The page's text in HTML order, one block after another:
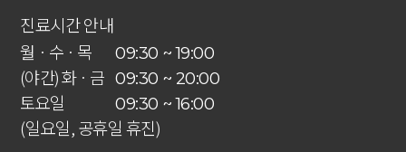
진료시간 안내
월 · 수 · 목
09:30 ~ 19:00
(야간) 화 · 금 09:30 ~ 20:00
토요일 09:30 ~ 16:00
(일요일, 공휴일 휴진)